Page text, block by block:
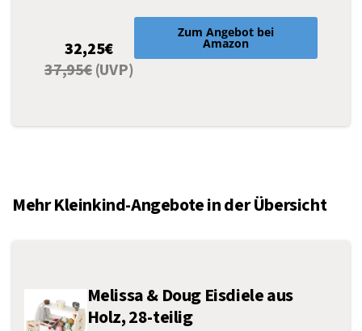
32,25€
37,95€(UVP)
Zum Angebot bei
Amazon
Mehr Kleinkind-Angebote in der Übersicht
Melissa & Doug Eisdiele aus
Holz, 28-teilig